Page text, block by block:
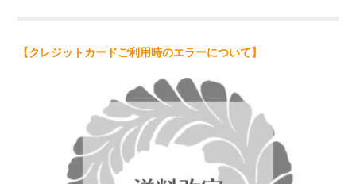
【クレジットカードご利用時のエラーについて】